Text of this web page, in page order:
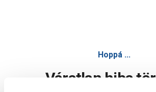
Hoppá ...
Váratlan hiba